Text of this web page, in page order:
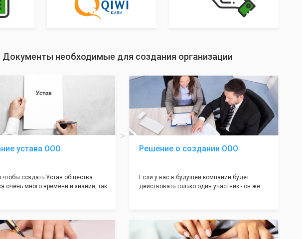
необходимые для создания организации
устава ООО
чтобы создать Устав общества
очень много времени и знаний, так
предоставит вам свой
Устав Общества, который
Решение о создании ООО
Если у вас в будущей компании будет
действовать только один участник - он же
грамотно составят данное заявление, а Вам
нужно будет только поставить подпись на